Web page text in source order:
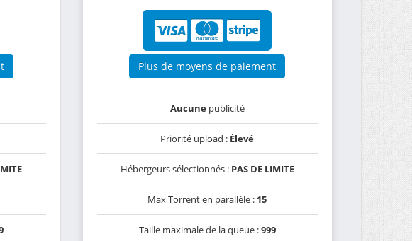
Plus de moyens de paiement
Aucunepublicité
Priorité upload : Élevé
Hébergeurs sélectionnés : PAS DE LIMITE
Max Torrent en parallèle : 15
Taille maximale de la queue :999